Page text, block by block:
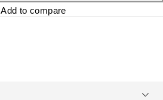
Add to compare